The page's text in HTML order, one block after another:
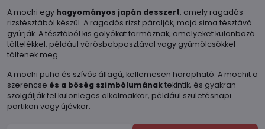
A mochi egy hagyományos japán desszert, amely ragadós
rizstésztából készül. A ragadós rizst párolják, majd sima tésztává
gyúrják. A tésztából kis golyókat formáznak, amelyeket különböző
töltelékkel, például vörösbabpasztával vagy gyümölcsökkel
töltenek meg.
A mochi puha és szívós állagú, kellemesen harapható. A mochit a
szerencse és a bőség szimbólumánaktekintik, és gyakran
szolgálják fel különleges alkalmakkor, például születésnapi
partikon vagy újévkor.